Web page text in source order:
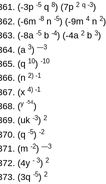
(-3p-5 q8) (7p2 q -3)
(-6m-8 n-5) (-9m4 n2)
(-8a-5 b-4) (-4a2 b3)
(a3)—3
(q 10)-10
(n2) -1
(x4) -1
(y-54)
(uk-3)2
(q-5)-2
(m-2)—3
(4y- 3)2
(3q-5)2